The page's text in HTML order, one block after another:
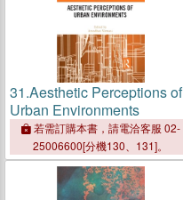
31.Aesthetic Perceptions of
Urban Environments
若需訂購本書，請電洽客服 02-
25006600[分機130、131]。